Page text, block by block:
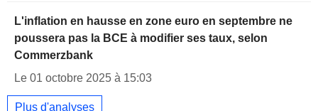
L'inflation en hausse en zone euro en septembre ne
poussera pas la BCE à modifier ses taux, selon
Commerzbank
Le 01 octobre 2025 à 15:03
Plus d'analyses